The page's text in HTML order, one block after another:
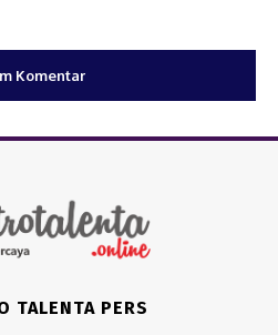
TALENTA PERS